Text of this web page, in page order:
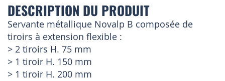
DESCRIPTION DU PRODUIT
Servante métallique Novalp B composée de
tiroirs à extension flexible :
> 2 tiroirs H. 75 mm
> 1 tiroir H. 150 mm
> 1 tiroir H. 200 mm